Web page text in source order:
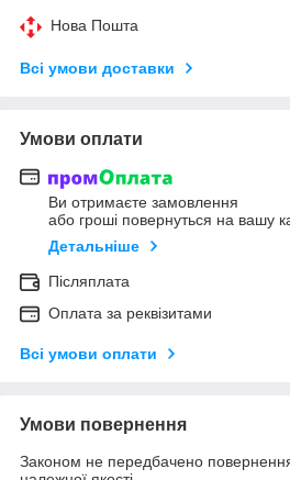
Нова Пошта
Всі умови доставки
Умови оплати
Ви отримаєте замовлення
або гроші повернуться на вашу
Детальніше
Післяплата
Оплата за реквізитами
Всі умови оплати
Умови повернення
Законом не передбачено